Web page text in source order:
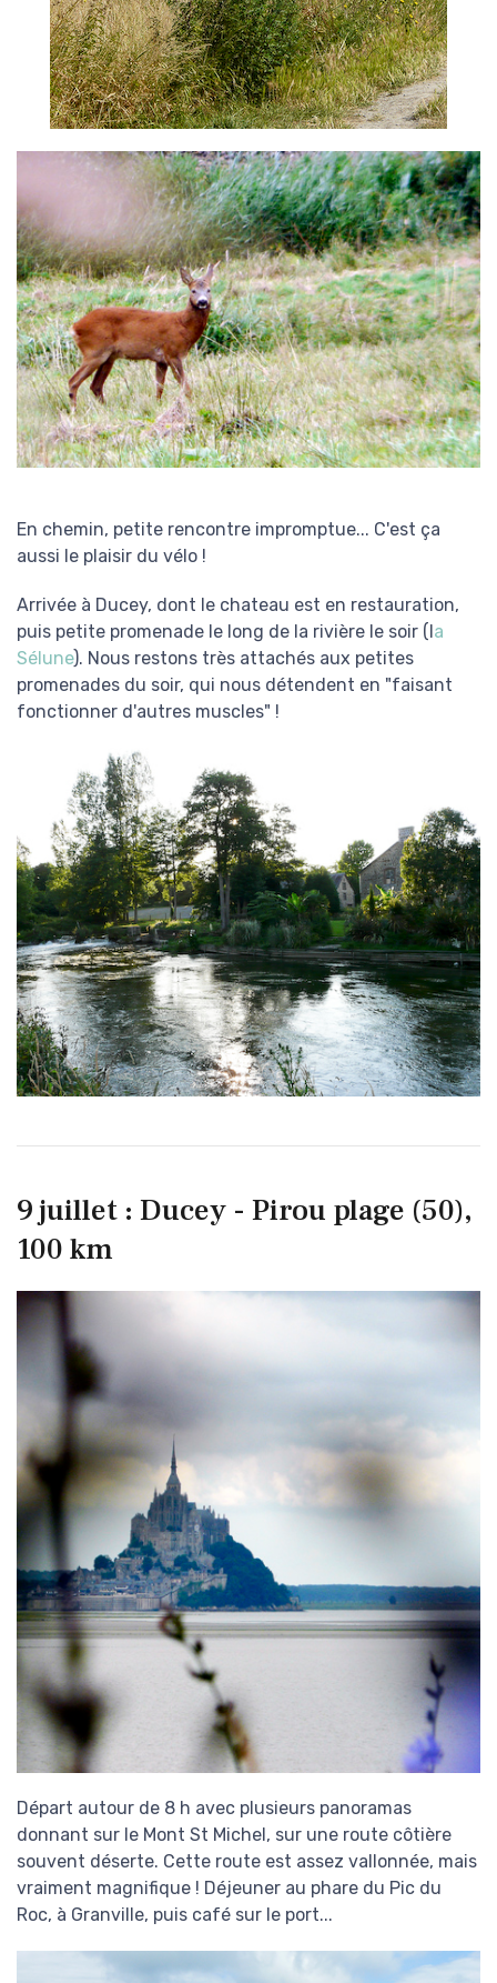
En chemin, petite rencontre impromptue... C'est ça
aussi le plaisir du vélo !
Arrivée à Ducey, dont le chateau est en restauration,
puis petite promenade le long de la rivière le soir (la
Sélune). Nous restons très attachés aux petites
promenades du soir, qui nous détendent en "faisant
fonctionner d'autres muscles" !
9 juillet : Ducey - Pirou plage (50),
100 km
Départ autour de 8 h avec plusieurs panoramas
donnant sur le Mont St Michel, sur une route côtière
souvent déserte. Cette route est assez vallonnée, mais
vraiment magnifique ! Déjeuner au phare du Pic du
Roc, à Granville, puis café sur le port...